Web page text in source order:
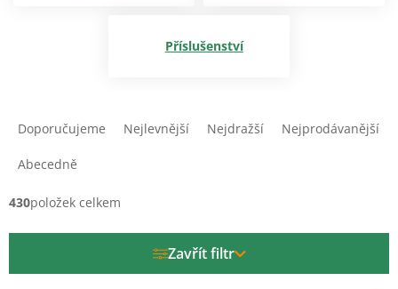
Příslušenství
í
Doporučujeme Nejlevnější Nejdražší Nejprodávanější
Abecedně
430položek celkem
Zavřít filtr